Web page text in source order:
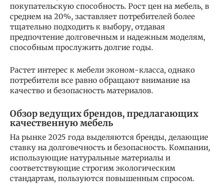
покупательскую способность. Рост цен на мебель, в
среднем на 20%, заставляет потребителей более
тщательно подходить к выбору, отдавая
предпочтение долговечным и надежным моделям,
способным прослужить долгие годы.
Растет интерес к мебели эконом-класса, однако
потребители все равно обращают внимание на
качество и безопасность материалов.
Обзор ведущих брендов, предлагающих
качественную мебель
На рынке 2025 года выделяются бренды, делающие
ставку на долговечность и безопасность. Компании,
использующие натуральные материалы и
соответствующие строгим экологическим
стандартам, пользуются повышенным спросом.